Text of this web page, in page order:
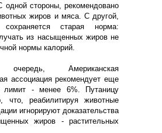
одной стороны, рекомендовано
жиров и мяса. С другой,
старая норма:
из насыщенных жиров не
нормы калорий.
Американская
ассоциация рекомендует еще
лимит - менее 6%. Путаницу
что, реабилитируя животные
игнорируют доказательства
жиров - растительных